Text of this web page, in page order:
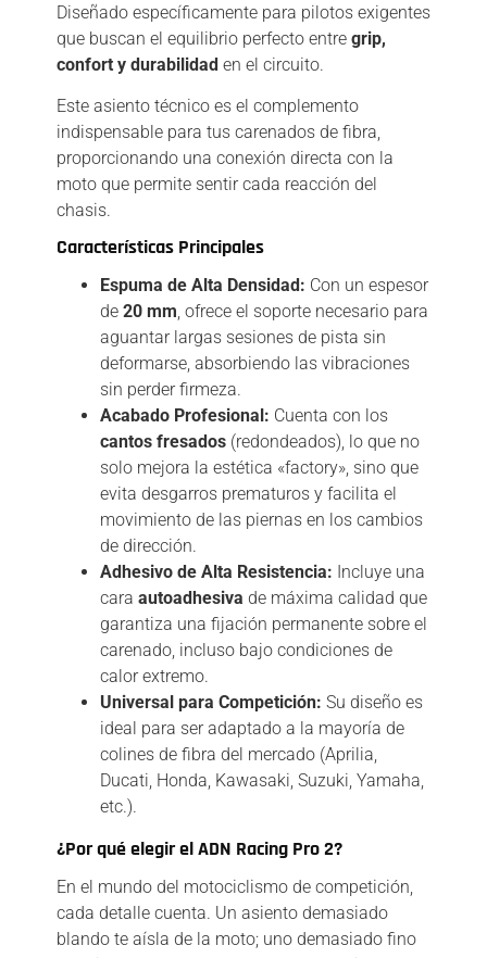
Diseñado específicamente para pilotos exigentes
que buscan el equilibrio perfecto entre grip,
confort y durabilidad en el circuito.
Este asiento técnico es el complemento
indispensable para tus carenados de fibra,
proporcionando una conexión directa con la
moto que permite sentir cada reacción del
chasis.
Características Principales
Espuma de Alta Densidad: Con un espesor
de 20 mm , ofrece el soporte necesario para
aguantar largas sesiones de pista sin
deformarse, absorbiendo las vibraciones
sin perder firmeza.
Acabado Profesional: Cuenta con los
cantos fresados (redondeados), lo que no
solo mejora la estética «factory», sino que
evita desgarros prematuros y facilita el
movimiento de las piernas en los cambios
de dirección.
Adhesivo de Alta Resistencia: Incluye una
cara autoadhesiva de máxima calidad que
garantiza una fijación permanente sobre el
carenado, incluso bajo condiciones de
calor extremo.
Universal para Competición: Su diseño es
ideal para ser adaptado a la mayoría de
colines de fibra del mercado (Aprilia,
Ducati, Honda, Kawasaki, Suzuki, Yamaha,
etc.).
¿Por qué elegir el ADN Racing Pro 2?
En el mundo del motociclismo de competición,
cada detalle cuenta. Un asiento demasiado
blando te aísla de la moto; uno demasiado fino